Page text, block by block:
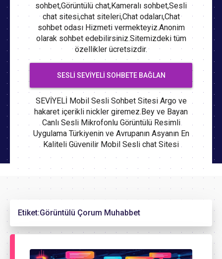
sohbet,Görüntülü chat,Kameralı sohbet,Sesli
chat sitesi,chat siteleri,Chat odaları,Chat
sohbet odası Hizmeti vermekteyiz.Anonim
olarak sohbet edebilirsiniz.Sitemizdeki tüm
özellikler ücretsizdir.
SESLI SEVIYELI SOHBETE BAĞLAN
SEVİYELİ Mobil Sesli Sohbet Sitesi Argo ve
hakaret içerikli nickler giremez.Bey ve Bayan
Canlı Sesli Mikrofonlu Görüntülü Resimli
Uygulama Türkiyenin ve Avrupanın Asyanın En
Kaliteli Güvenilir Mobil Sesli chat Sitesi
Etiket:Görüntülü Çorum Muhabbet